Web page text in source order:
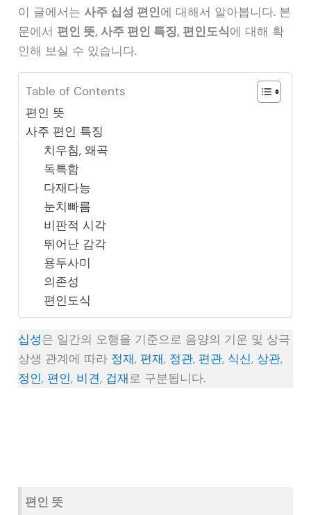
이 글에서는사주 십성 편인에 대해서 알아봅니다. 본
문에서 편인 뜻, 사주 편인 특징, 편인도식에 대해 확
인해 보실 수 있습니다.
Table of Contents
편인 뜻
사주 편인 특징
치우침, 왜곡
독특함
다재다능
눈치빠름
비판적 시각
뛰어난 감각
용두사미
의존성
편인도식
십성은 일간의 오행을 기준으로 음양의 기운 및 상극
상생 관계에 따라 정재, 편재, 정관, 편관, 식신, 상관,
정인, 편인, 비견, 겁재로 구분됩니다.
편인 뜻